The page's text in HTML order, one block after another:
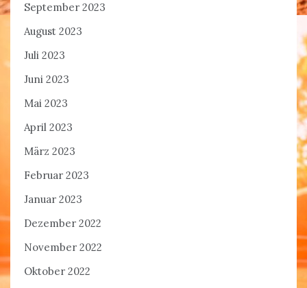
September 2023
August 2023
Juli 2023
Juni 2023
Mai 2023
April 2023
März 2023
Februar 2023
Januar 2023
Dezember 2022
November 2022
Oktober 2022